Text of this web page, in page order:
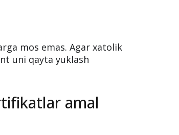
mos emas. Agar xatolik
uni qayta yuklash
amal